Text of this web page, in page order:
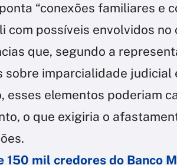
“conexões familiares e
com possíveis envolvidos no
que, segundo a
sobre imparcialidade judicial
esses elementos poderiam
o que exigiria o
150 mil credores do Banco